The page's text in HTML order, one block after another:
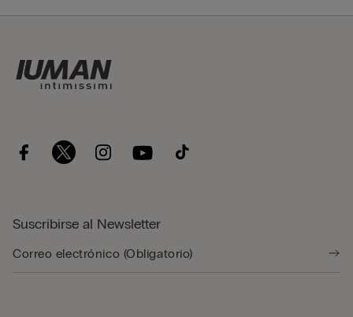
Suscribirse al Newsletter